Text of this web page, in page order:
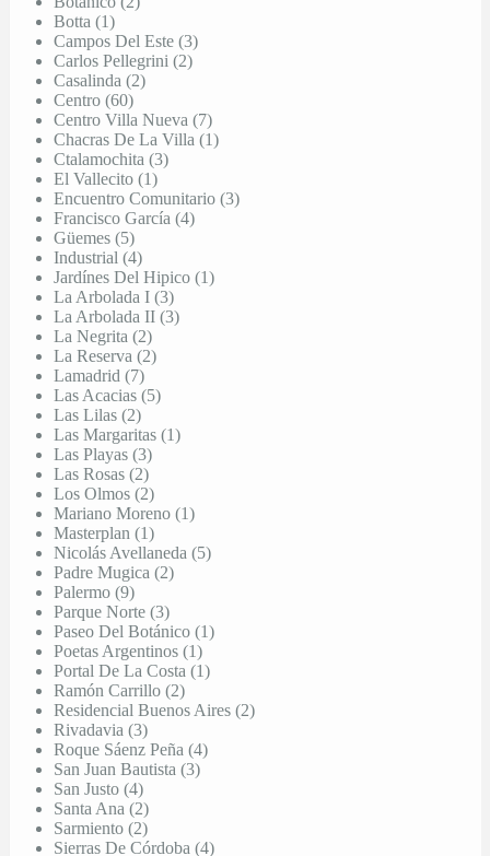
Botta (1)
Campos Del Este (3)
Carlos Pellegrini (2)
Casalinda (2)
Centro (60)
Centro Villa Nueva (7)
Chacras De La Villa (1)
Ctalamochita (3)
El Vallecito (1)
Encuentro Comunitario (3)
Francisco García (4)
Güemes (5)
Industrial (4)
Jardínes Del Hipico (1)
La Arbolada I (3)
La Arbolada II (3)
La Negrita (2)
La Reserva (2)
Lamadrid (7)
Las Acacias (5)
Las Lilas (2)
Las Margaritas (1)
Las Playas (3)
Las Rosas (2)
Los Olmos (2)
Mariano Moreno (1)
Masterplan (1)
Nicolás Avellaneda (5)
Padre Mugica (2)
Palermo (9)
Parque Norte (3)
Paseo Del Botánico (1)
Poetas Argentinos (1)
Portal De La Costa (1)
Ramón Carrillo (2)
Residencial Buenos Aires (2)
Rivadavia (3)
Roque Sáenz Peña (4)
San Juan Bautista (3)
San Justo (4)
Santa Ana (2)
Sarmiento (2)
Sierras De Córdoba (4)